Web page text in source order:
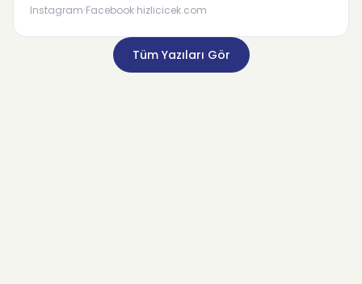
Instagram·Facebook·hizlicicek.com
Tüm Yazıları Gör